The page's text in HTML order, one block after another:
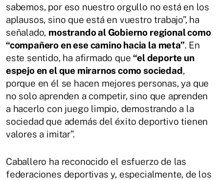
sabemos, por eso nuestro orgullo no está en los
aplausos, sino que está en vuestro trabajo”, ha
señalado, mostrando al Gobierno regional como
“compañero en ese camino hacia la meta”. En
este sentido, ha afirmado que“el deporte un
espejo en el que mirarnos como sociedad,
porque en él se hacen mejores personas, ya que
no solo aprenden a competir, sino que aprenden
a hacerlo con juego limpio, demostrando a la
sociedad que además del éxito deportivo tienen
valores a imitar”.
Caballero ha reconocido el esfuerzo de las
federaciones deportivas y, especialmente, de los